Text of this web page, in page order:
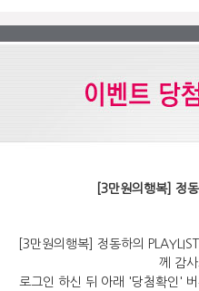
[3만원의행복] 정
[3만원의행복] 정동하의
께 감
로그인 하신 뒤 아래 '당첨확인'